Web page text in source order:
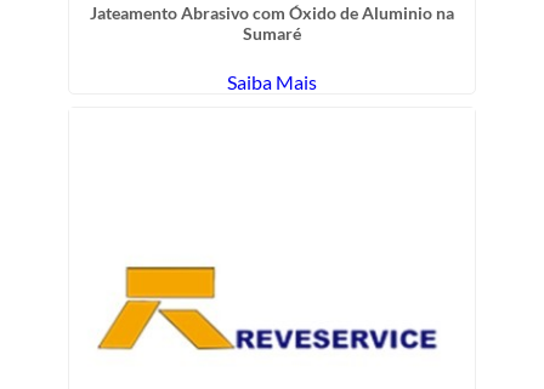
Jateamento Abrasivo com Óxido de Aluminio na
Sumaré
Saiba Mais